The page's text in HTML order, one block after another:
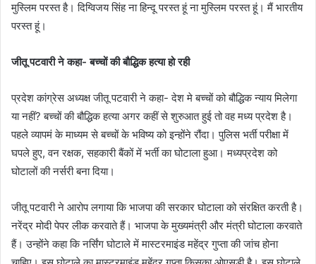
मुस्लिम परस्त है। दिग्विजय सिंह ना हिन्दू परस्त हूं ना मुस्लिम परस्त हूं। मैं भारतीय
परस्त हूं।
जीतू पटवारी ने कहा- बच्चों की बौद्धिक हत्या हो रही
प्रदेश कांग्रेस अध्यक्ष जीतू पटवारी ने कहा- देश मे बच्चों को बौद्धिक न्याय मिलेगा
या नहीं? बच्चों की बौद्धिक हत्या अगर कहीं से शुरुआत हुई तो वह मध्य प्रदेश है।
पहले व्यापमं के माध्यम से बच्चों के भविष्य को इन्होंने रौंदा। पुलिस भर्ती परीक्षा में
घपले हुए, वन रक्षक, सहकारी बैंकों में भर्ती का घोटाला हुआ। मध्यप्रदेश को
घोटालों की नर्सरी बना दिया।
जीतू पटवारी ने आरोप लगाया कि भाजपा की सरकार घोटाला को संरक्षित करती है।
नरेंद्र मोदी पेपर लीक करवाते हैं। भाजपा के मुख्यमंत्री और मंत्री घोटाला करवाते
हैं। उन्होंने कहा कि नर्सिंग घोटाले में मास्टरमाइंड महेंद्र गुप्ता की जांच होना